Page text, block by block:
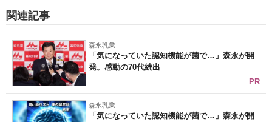
関連記事
森永乳業
「気になっていた認知機能が菌で…」森永が開
発。感動の70代続出
PR
森永乳業
「気になっていた認知機能が菌で…」森永が開